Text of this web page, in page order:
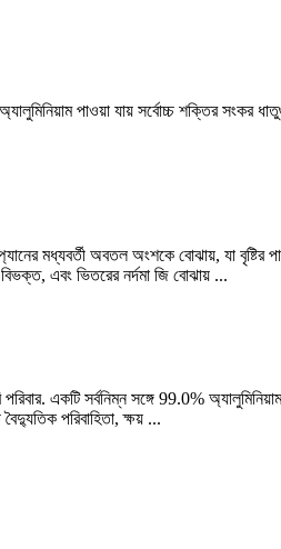
পাওয়া যায় সর্বোচ্চ শক্তির
মধ্যবর্তী অবতল অংশকে বোঝায়, যা
বিভক্ত, এবং ভিতরের নর্দমা জি বোঝায় ...
একটি সর্বনিম্ন সঙ্গে 99.0%
পরিবাহিতা, ক্ষয় ...